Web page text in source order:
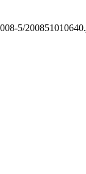
5/